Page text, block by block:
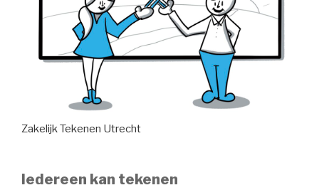
Zakelijk Tekenen Utrecht
Iedereen kan tekenen